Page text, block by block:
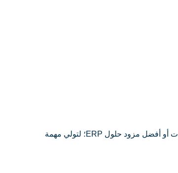
هذا الخيار هو الأكثر شيوعًا في المؤسسات بشكل عام؛ لأن مزاياه عديدة وعيوبه قليلة، حيث يتمثل في الاستعانة بخدمات شركة تقنية نظم معلومات أو أفضل مزود حلول ERP؛ لتولي مهمة